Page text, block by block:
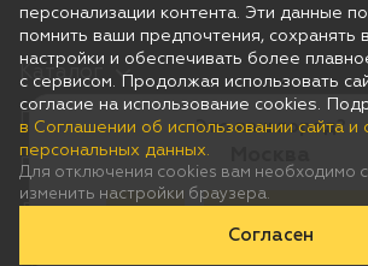
Это ваш город?
Гарантия
Покупателям
Дилерам
Каталог
персонализации контента. Эти данные
помнить ваши предпочтения, сохранять
настройки и обеспечивать более
с сервисом. Продолжая использовать
согласие на использование cookies.
в Соглашении об использовании сайта и
персональных данных.
Для отключения cookies вам необходимо
изменить настройки браузера.
Согласен